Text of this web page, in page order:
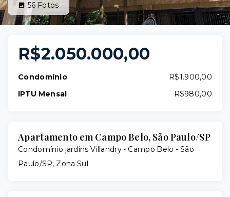
56 Fotos
R$2.050.000,00
Condomínio
R$1.900,00
IPTU Mensal
R$980,00
Apartamento em Campo Belo, São Paulo/SP
Condomínio jardins Villandry - Campo Belo - São
Paulo/SP, Zona Sul